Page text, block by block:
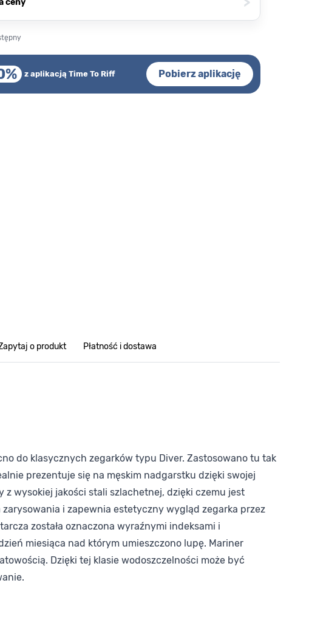
z aplikacją Time To Riff Pobierz aplikację
o produkt Płatność i dostawa
do klasycznych zegarków typu Diver. Zastosowano tu tak
prezentuje się na męskim nadgarstku dzięki swojej
wysokiej jakości stali szlachetnej, dzięki czemu jest
i zapewnia estetyczny wygląd zegarka przez
została oznaczona wyraźnymi indeksami i
miesiąca nad którym umieszczono lupę. Mariner
Dzięki tej klasie wodoszczelności może być